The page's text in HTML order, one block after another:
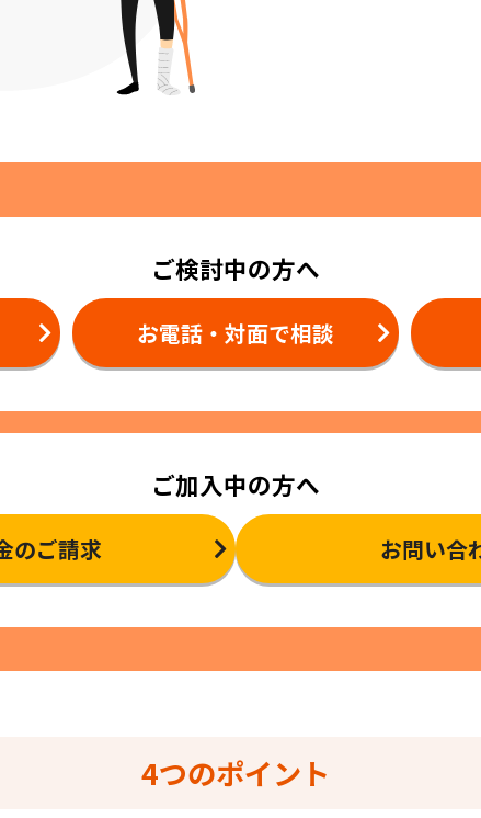
ご検討中の方へ
お電話・対面で相談
ご加入中の方へ
のご請求 お問い合
4つのポイント